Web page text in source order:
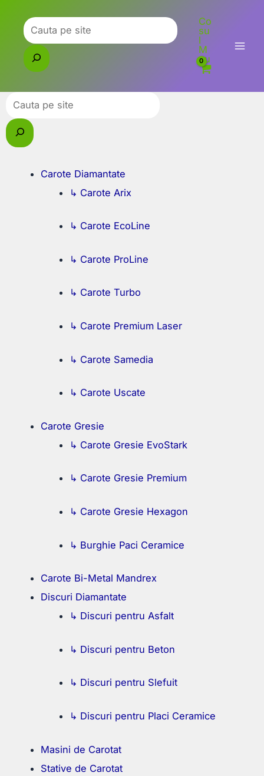
content
Caută
Co
su
l
M
eu
Caută
Carote Diamantate
↳ Carote Arix
↳ Carote EcoLine
↳ Carote ProLine
↳ Carote Turbo
↳ Carote Premium Laser
↳ Carote Samedia
↳ Carote Uscate
Carote Gresie
↳ Carote Gresie EvoStark
↳ Carote Gresie Premium
↳ Carote Gresie Hexagon
↳ Burghie Paci Ceramice
Carote Bi-Metal Mandrex
Discuri Diamantate
↳ Discuri pentru Asfalt
↳ Discuri pentru Beton
↳ Discuri pentru Slefuit
↳ Discuri pentru Placi Ceramice
Masini de Carotat
Stative de Carotat